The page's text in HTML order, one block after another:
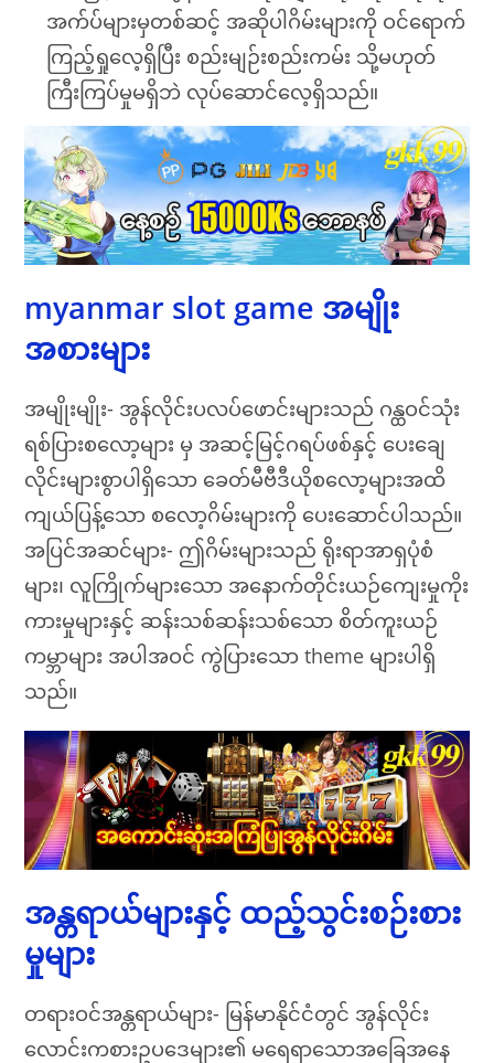
အက်ပ်များမှတစ်ဆင့် အဆိုပါဂိမ်းများကို ဝင်ရောက်
ကြည့်ရှုလေ့ရှိပြီး စည်းမျဉ်းစည်းကမ်း သို့မဟုတ်
ကြီးကြပ်မှုမရှိဘဲ လုပ်ဆောင်လေ့ရှိသည်။
myanmar slot game အမျိုး
အစားများ
အမျိုးမျိုး- အွန်လိုင်းပလပ်ဖောင်းများသည် ဂန္ထဝင်သုံး
ရစ်ပြားစလော့များ မှ အဆင့်မြင့်ဂရပ်ဖစ်နှင့် ပေးချေ
လိုင်းများစွာပါရှိသော ခေတ်မီဗီဒီယိုစလော့များအထိ
ကျယ်ပြန့်သော စလော့ဂိမ်းများကို ပေးဆောင်ပါသည်။
အပြင်အဆင်များ- ဤဂိမ်းများသည် ရိုးရာအာရှပုံစံ
များ၊ လူကြိုက်များသော အနောက်တိုင်းယဉ်ကျေးမှုကိုး
ကားမှုများနှင့် ဆန်းသစ်ဆန်းသစ်သော စိတ်ကူးယဉ်
ကမ္ဘာများ အပါအဝင် ကွဲပြားသော theme များပါရှိ
သည်။
အန္တရာယ်များနှင့် ထည့်သွင်းစဉ်းစား
မှုများ
တရားဝင်အန္တရာယ်များ- မြန်မာနိုင်ငံတွင် အွန်လိုင်း
လောင်းကစားဥပဒေများ၏ မရေရာသောအခြေအနေ